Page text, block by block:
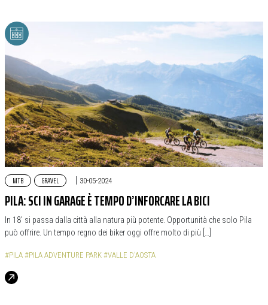
MTB GRAVEL | 30-05-2024
PILA: SCI IN GARAGE È TEMPO D’INFORCARE LA BICI
In 18′ si passa dalla città alla natura più potente. Opportunità che solo Pila
può offrire. Un tempo regno dei biker oggi offre molto di più […]
#PILA #PILA ADVENTURE PARK #VALLE D'AOSTA